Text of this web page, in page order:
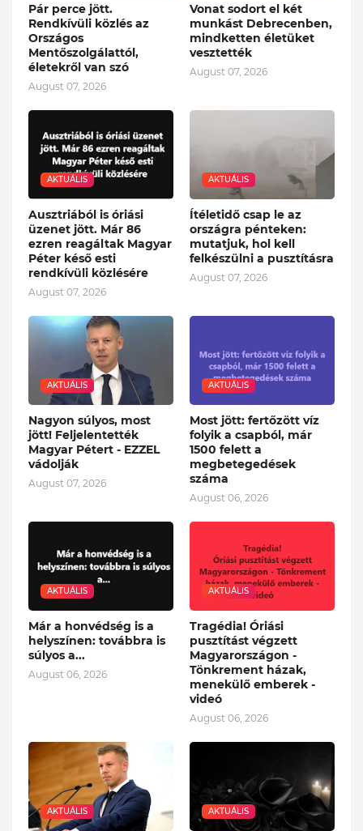
Pár perce jött.
Rendkívüli közlés az
Országos
Mentőszolgálattól,
életekről van szó
August 07, 2026
Vonat sodort el két
munkást Debrecenben,
mindketten életüket
vesztették
August 07, 2026
AKTUÁLIS
Ausztriából is óriási
üzenet jött. Már 86
ezren reagáltak Magyar
Péter késő esti
rendkívüli közlésére
August 07, 2026
AKTUÁLIS
Ítéletidő csap le az
országra pénteken:
mutatjuk, hol kell
felkészülni a pusztításra
August 07, 2026
AKTUÁLIS
Nagyon súlyos, most
jött! Feljelentették
Magyar Pétert - EZZEL
vádolják
August 07, 2026
AKTUÁLIS
Most jött: fertőzött víz
folyik a csapból, már
1500 felett a
megbetegedések
száma
August 06, 2026
AKTUÁLIS
Már a honvédség is a
helyszínen: továbbra is
súlyos a...
August 06, 2026
AKTUÁLIS
Tragédia! Óriási
pusztítást végzett
Magyarországon -
Tönkrement házak,
menekülő emberek -
videó
August 06, 2026
AKTUÁLIS AKTUÁLIS